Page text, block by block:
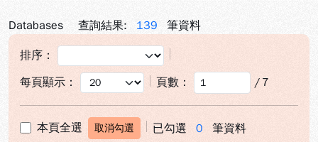
Databases 查詢結果: 139 筆資料
排序：
每頁顯示：
頁數： / 7
本頁全選 取消勾選 已勾選 0 筆資料